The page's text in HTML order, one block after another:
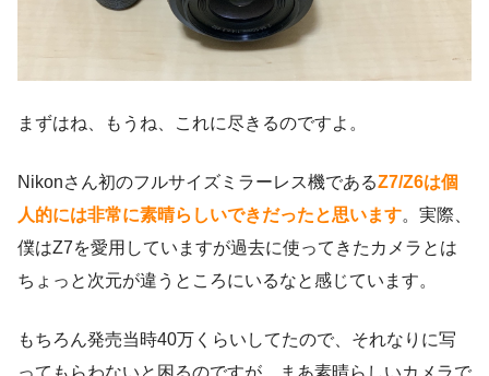
まずはね、もうね、これに尽きるのですよ。
Nikonさん初のフルサイズミラーレス機であるZ7/Z6は個
人的には非常に素晴らしいできだったと思います。実際、
僕はZ7を愛用していますが過去に使ってきたカメラとは
ちょっと次元が違うところにいるなと感じています。
もちろん発売当時40万くらいしてたので、それなりに写